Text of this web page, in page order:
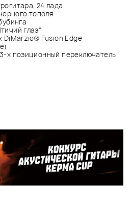
24 лада
тополя
глаз"
DiMarzio® Fusion Edge
х позиционный переключатель